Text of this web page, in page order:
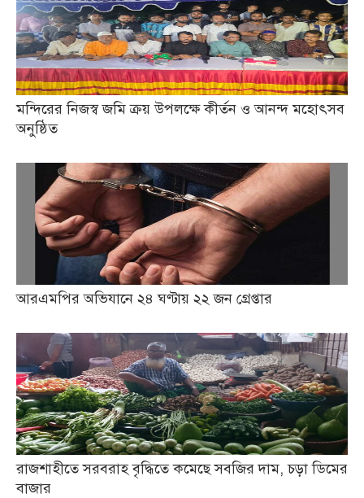
মন্দিরের নিজস্ব জমি ক্রয় উপলক্ষে কীর্তন ও আনন্দ মহোৎসব
অনুষ্ঠিত
আরএমপির অভিযানে ২৪ ঘণ্টায় ২২ জন গ্রেপ্তার
রাজশাহীতে সরবরাহ বৃদ্ধিতে কমেছে সবজির দাম, চড়া ডিমের
বাজার